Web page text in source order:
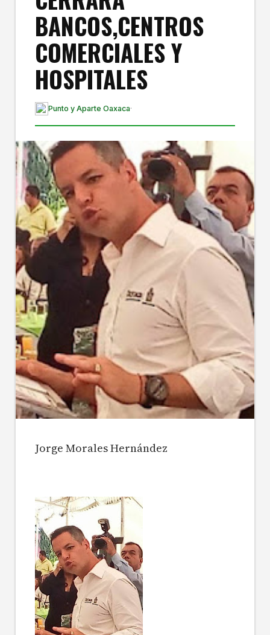
BANCOS,CENTROS
COMERCIALES Y
HOSPITALES
Punto y Aparte Oaxaca·
Jorge Morales Hernández